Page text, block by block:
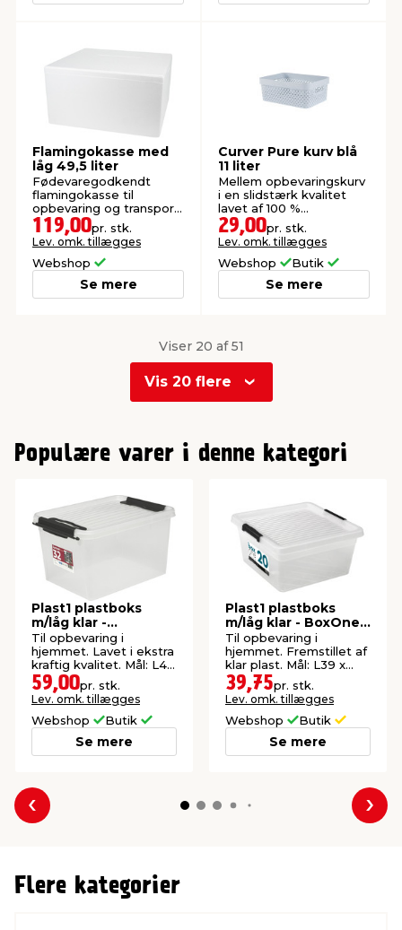
Flamingokasse med
låg 49,5 liter
Fødevaregodkendt
flamingokasse til
opbevaring og transport
af mad og drikkevarer.
119,00pr. stk.
Lev. omk. tillægges
Webshop
Se mere
Curver Pure kurv blå
11 liter
Mellem opbevaringskurv
i en slidstærk kvalitet
lavet af 100 %
genanvendt plast.
29,00pr. stk.
Lev. omk. tillægges
Webshop Butik
Se mere
Viser 20 af 51
Vis 20 flere
1
2
Populære varer i denne kategori
Plast1 plastboks
m/låg klar -
SystemBox 32
Til opbevaring i
hjemmet. Lavet i ekstra
kraftig kvalitet. Mål: L47
x B34 x H27 cm.
59,00pr. stk.
Lev. omk. tillægges
Webshop Butik
Se mere
Plast1 plastboks
m/låg klar - BoxOne
20
Til opbevaring i
hjemmet. Fremstillet af
klar plast. Mål: L39 x
B39 x H19 cm.
39,75pr. stk.
Lev. omk. tillægges
Webshop Butik
Se mere
Forrige
Flere kategorier